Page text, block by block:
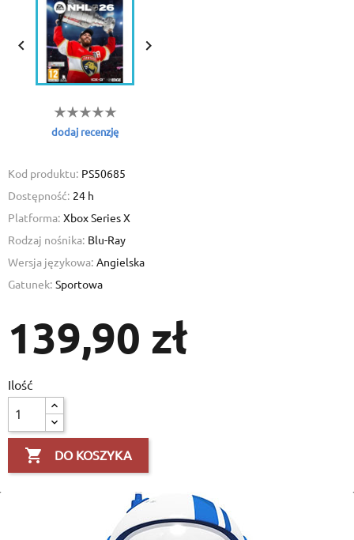
Create new list
 
dodaj recenzję
Kod produktu: PS50685
Dostępność: 24 h
Platforma: Xbox Series X
Rodzaj nośnika: Blu-Ray
Wersja językowa: Angielska
Gatunek: Sportowa
139,90 zł
Ilość
 DO KOSZYKA